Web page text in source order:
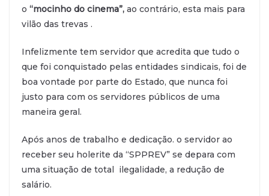
o “mocinho do cinema”, ao contrário, esta mais para
vilão das trevas .
Infelizmente tem servidor que acredita que tudo o
que foi conquistado pelas entidades sindicais, foi de
boa vontade por parte do Estado, que nunca foi
justo para com os servidores públicos de uma
maneira geral.
Após anos de trabalho e dedicação. o servidor ao
receber seu holerite da “SPPREV” se depara com
uma situação de total ilegalidade, a redução de
salário.